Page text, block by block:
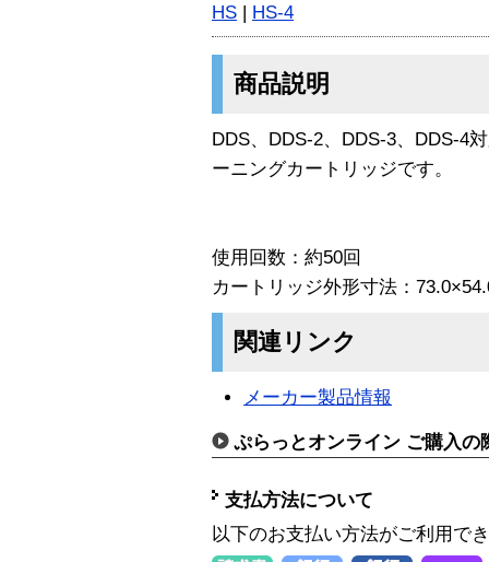
HS | HS-4
商品説明
DDS、DDS-2、DDS-3、DDS-4
ーニングカートリッジです。
使用回数：約50回
カートリッジ外形寸法：
関連リンク
メーカー製品情報
ぷらっとオンライン ご購入の
支払方法について
以下のお支払い方法がご利用で